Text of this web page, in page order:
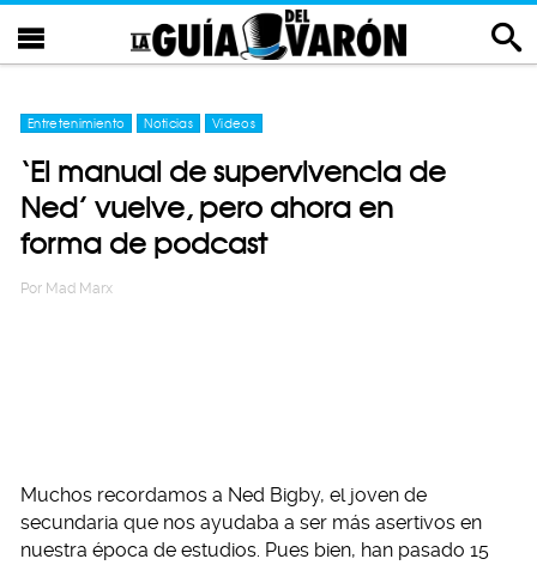
Entretenimiento Noticias Videos
‘El manual de supervivencia de
Ned’ vuelve, pero ahora en
forma de podcast
Por Mad Marx
Muchos recordamos a Ned Bigby, el joven de
secundaria que nos ayudaba a ser más asertivos en
nuestra época de estudios. Pues bien, han pasado 15